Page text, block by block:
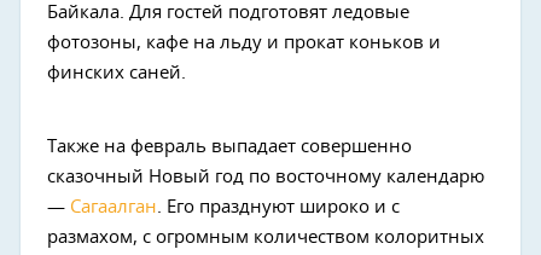
Байкала. Для гостей подготовят ледовые
фотозоны, кафе на льду и прокат коньков и
финских саней.
Также на февраль выпадает совершенно
сказочный Новый год по восточному календарю
— Сагаалган. Его празднуют широко и с
размахом, с огромным количеством колоритных